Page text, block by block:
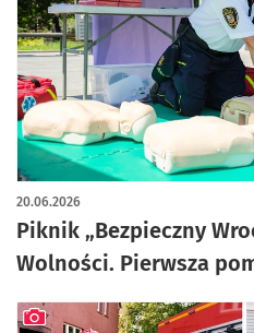
Piknik „Bezpieczny
Wolności. Pierwsza
20.06.2026
artykuł z galerią zdjęć